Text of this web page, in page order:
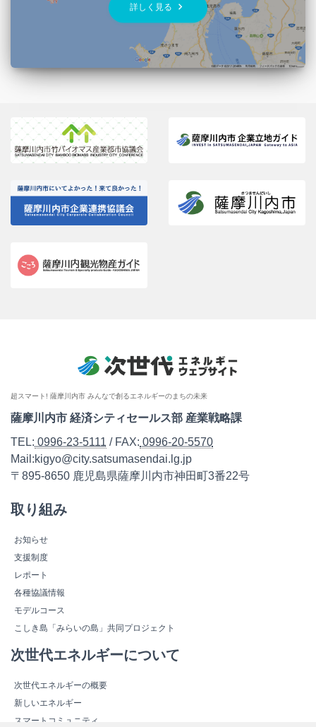
詳しく見る keyboard_arrow_right
超スマート! 薩摩川内市 みんなで創るエネルギーのまちの未来
薩摩川内市 経済シティセールス部 産業戦略課
TEL: 0996-23-5111 / FAX: 0996-20-5570
Mail:kigyo@city.satsumasendai.lg.jp
〒895-8650 鹿児島県薩摩川内市神田町3番22号
取り組み
お知らせ
支援制度
レポート
各種協議情報
モデルコース
こしき島「みらいの島」共同プロジェクト
次世代エネルギーについて
次世代エネルギーの概要
新しいエネルギー
スマートコミュニティ